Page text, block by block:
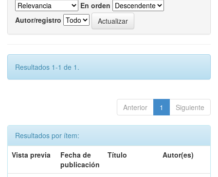
En orden
Autor/registro
Resultados 1-1 de 1.
Anterior 1 Siguiente
Resultados por ítem:
Vista previa
Fecha de
publicación
Título Autor(es)